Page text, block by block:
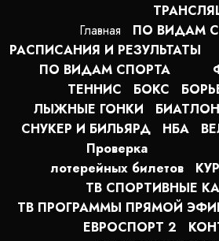
Главная
ПО ВИДАМ
РАСПИСАНИЯ И РЕЗУЛЬТАТЫ
ПО ВИДАМ СПОРТА
ТЕННИС
БОКС
ЛЫЖНЫЕ ГОНКИ
БИАТЛОН
СНУКЕР И БИЛЬЯРД
НБА
Проверка
лотерейных билетов
ТВ СПОРТИВНЫЕ
ТВ ПРОГРАММЫ ПРЯМОЙ
ЕВРОСПОРТ 2